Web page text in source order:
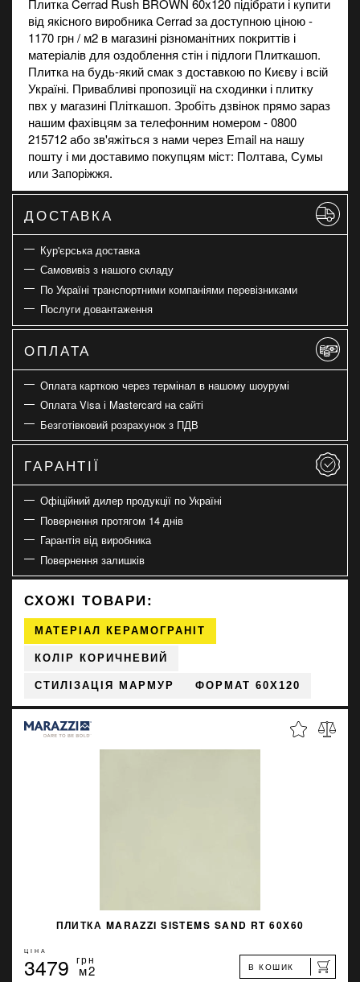
від якісного виробника Cerrad за доступною ціною -
1170 грн / м2 в магазині різноманітних покриттів і
матеріалів для оздоблення стін і підлоги Плиткашоп.
Плитка на будь-який смак з доставкою по Києву і всій
Україні. Привабливі пропозиції насходинки і плитку
пвх у магазині Пліткашоп. Зробіть дзвінок прямо зараз
нашим фахівцям за телефонним номером - 0800
215712 або зв'яжіться з нами через Email на нашу
пошту і ми доставимо покупцям міст: Полтава, Сумы
или Запоріжжя.
ДОСТАВКА
Кур'єрська доставка
Самовивіз з нашого складу
По Україні транспортними компаніями перевізниками
Послуги довантаження
ОПЛАТА
Оплата карткою через термінал в нашому шоурумі
Оплата Visa і Mastercard на сайті
Безготівковий розрахунок з ПДВ
ГАРАНТІЇ
Офіційний дилер продукції по Україні
Повернення протягом 14 днів
Гарантія від виробника
Повернення залишків
СХОЖІ ТОВАРИ:
МАТЕРІАЛ КЕРАМОГРАНІТ
КОЛІР КОРИЧНЕВИЙ
СТИЛІЗАЦІЯ МАРМУР ФОРМАТ 60X120
ПЛИТКА MARAZZI SISTEMS SAND RT 60X60
ЦІНА
3479 грн
м2 В КОШИК